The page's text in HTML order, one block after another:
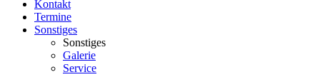
Kontakt
Termine
Sonstiges
Sonstiges
Galerie
Service